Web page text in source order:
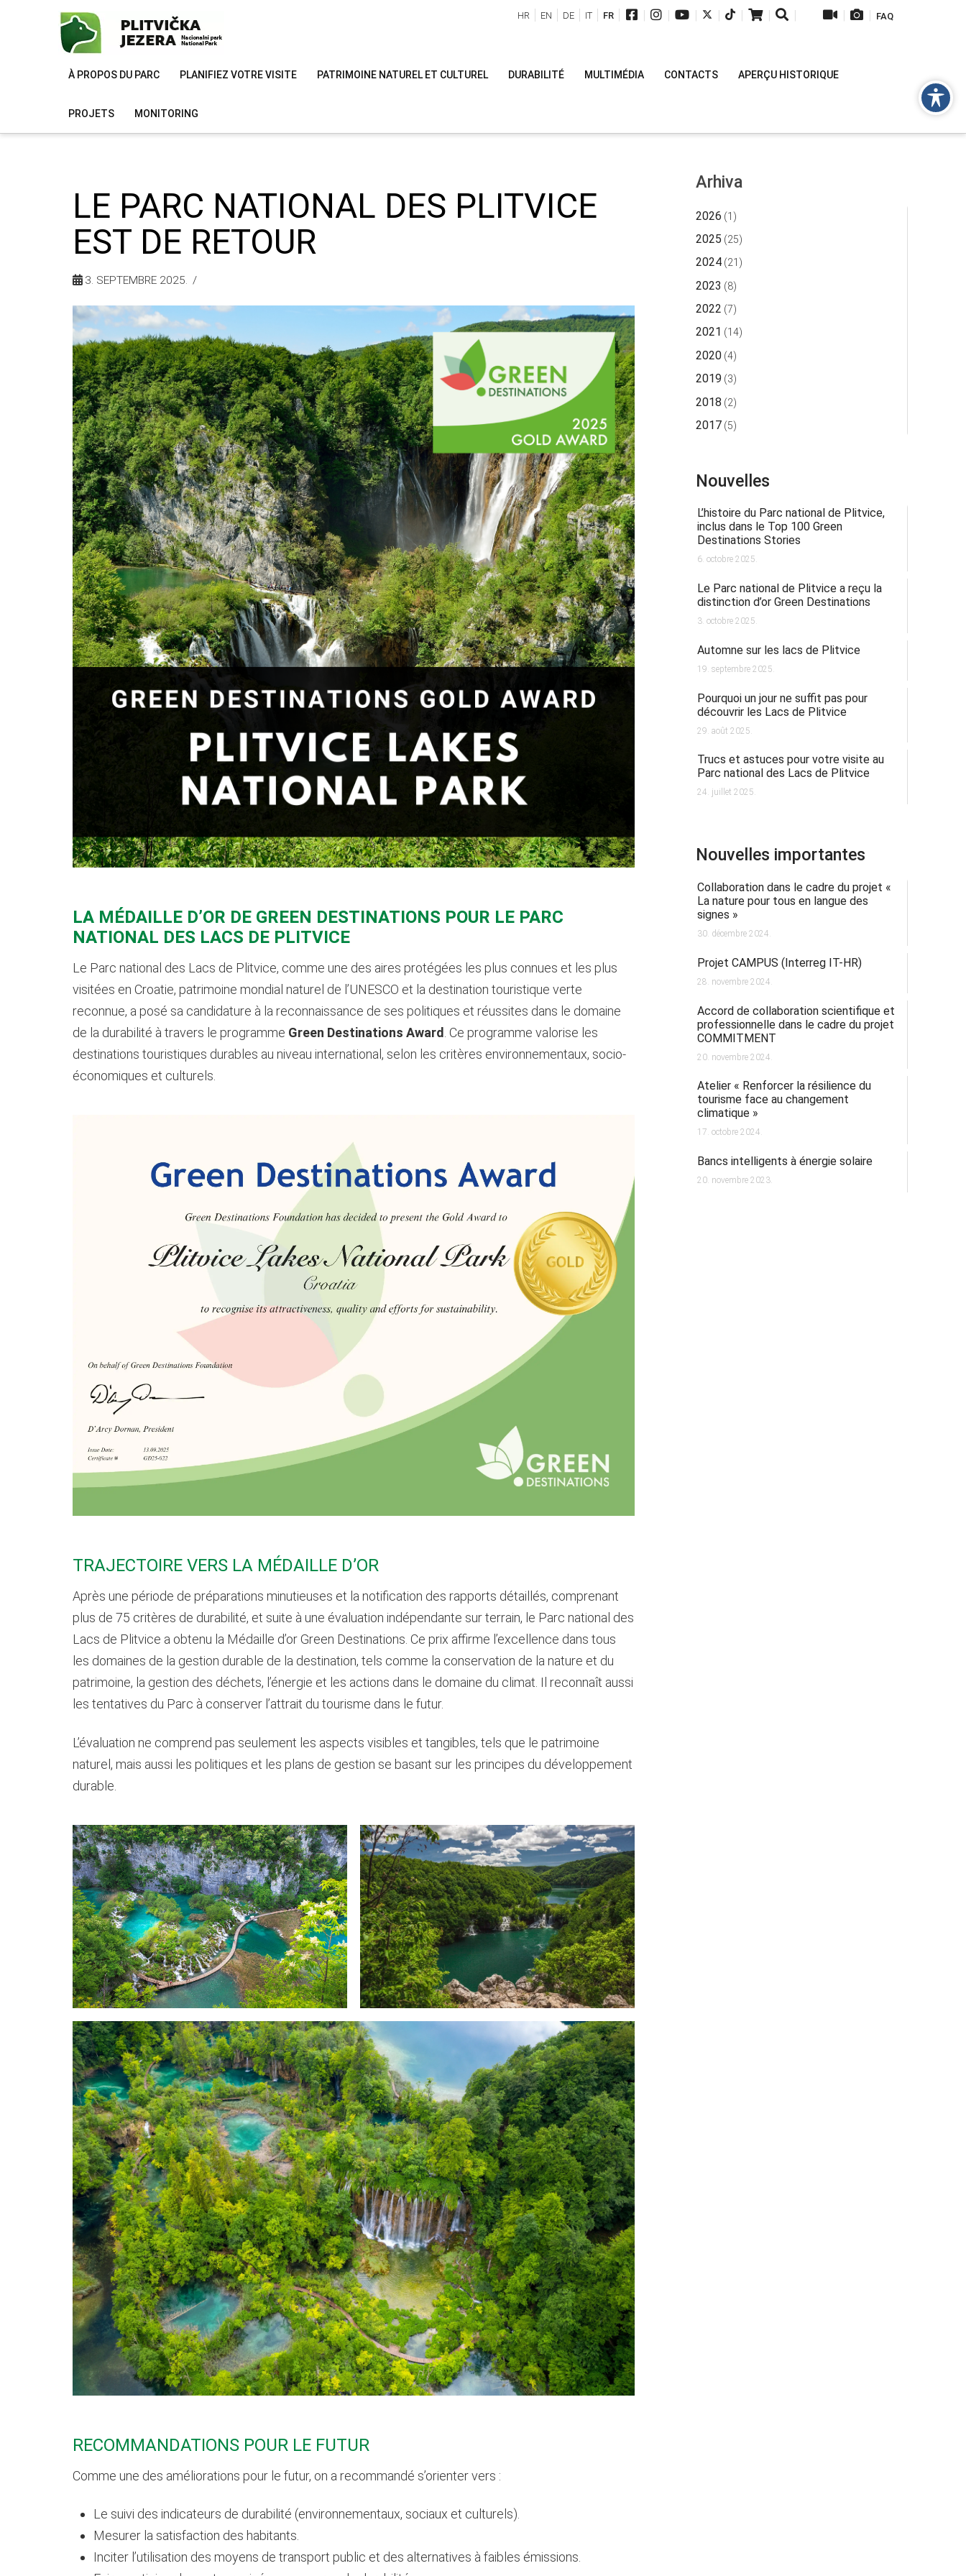
| | | | | | | | | FAQ
HR EN DE IT FR
À PROPOS DU PARC PLANIFIEZ VOTRE VISITE PATRIMOINE NATUREL ET CULTUREL DURABILITÉ MULTIMÉDIA CONTACTS APERÇU HISTORIQUE
PROJETS MONITORING
LE PARC NATIONAL DES PLITVICE
EST DE RETOUR
3. SEPTEMBRE 2025.
LA MÉDAILLE D’OR DE GREEN DESTINATIONS POUR LE PARC
NATIONAL DES LACS DE PLITVICE
Le Parc national des Lacs de Plitvice, comme une des aires protégées les plus connues et les plus
visitées en Croatie, patrimoine mondial naturel de l’UNESCO et la destination touristique verte
reconnue, a posé sa candidature à la reconnaissance de ses politiques et réussites dans le domaine
de la durabilité à travers le programme Green Destinations Award . Ce programme valorise les
destinations touristiques durables au niveau international, selon les critères environnementaux, socio-
économiques et culturels.
TRAJECTOIRE VERS LA MÉDAILLE D’OR
Après une période de préparations minutieuses et la notification des rapports détaillés, comprenant
plus de 75 critères de durabilité, et suite à une évaluation indépendante sur terrain, le Parc national des
Lacs de Plitvice a obtenu la Médaille d’or Green Destinations. Ce prix affirme l’excellence dans tous
les domaines de la gestion durable de la destination, tels comme la conservation de la nature et du
patrimoine, la gestion des déchets, l’énergie et les actions dans le domaine du climat. Il reconnaît aussi
les tentatives du Parc à conserver l’attrait du tourisme dans le futur.
L’évaluation ne comprend pas seulement les aspects visibles et tangibles, tels que le patrimoine
naturel, mais aussi les politiques et les plans de gestion se basant sur les principes du développement
durable.
RECOMMANDATIONS POUR LE FUTUR
Comme une des améliorations pour le futur, on a recommandé s’orienter vers :
Le suivi des indicateurs de durabilité (environnementaux, sociaux et culturels).
Mesurer la satisfaction des habitants.
Inciter l’utilisation des moyens de transport public et des alternatives à faibles émissions.
Arhiva
2026 (1)
2025 (25)
2024 (21)
2023 (8)
2022 (7)
2021 (14)
2020 (4)
2019 (3)
2018 (2)
2017 (5)
Nouvelles
L’histoire du Parc national de Plitvice,
inclus dans le Top 100 Green
Destinations Stories
6. octobre 2025.
Le Parc national de Plitvice a reçu la
distinction d’or Green Destinations
3. octobre 2025.
Automne sur les lacs de Plitvice
19. septembre 2025.
Pourquoi un jour ne suffit pas pour
découvrir les Lacs de Plitvice
29. août 2025.
Trucs et astuces pour votre visite au
Parc national des Lacs de Plitvice
24. juillet 2025.
Nouvelles importantes
Collaboration dans le cadre du projet «
La nature pour tous en langue des
signes »
30. décembre 2024.
Projet CAMPUS (Interreg IT-HR)
28. novembre 2024.
Accord de collaboration scientifique et
professionnelle dans le cadre du projet
COMMITMENT
20. novembre 2024.
Atelier « Renforcer la résilience du
tourisme face au changement
climatique »
17. octobre 2024.
Bancs intelligents à énergie solaire
20. novembre 2023.